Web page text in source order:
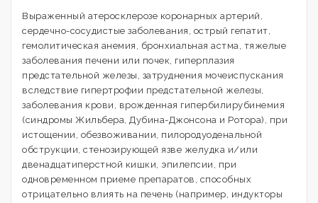
Выраженный атеросклерозе коронарных артерий,
сердечно-сосудистые заболевания, острый гепатит,
гемолитическая анемия, бронхиальная астма, тяжелые
заболевания печени или почек, гиперплазия
предстательной железы, затруднения мочеиспускания
вследствие гипертрофии предстательной железы,
заболевания крови, врожденная гипербилирубинемия
(синдромы Жильбера, Дубина-Джонсона и Ротора), при
истощении, обезвоживании, пилородуоденальной
обструкции, стенозирующей язве желудка и/или
двенадцатиперстной кишки, эпилепсии, при
одновременном приеме препаратов, способных
отрицательно влиять на печень (например, индукторы